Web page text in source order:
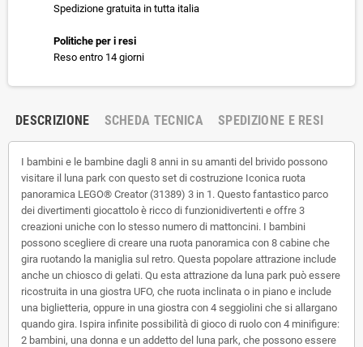
Spedizione gratuita in tutta italia
Politiche per i resi
Reso entro 14 giorni
DESCRIZIONE SCHEDA TECNICA SPEDIZIONE E RESI
I bambini e le bambine dagli 8 anni in su amanti del brivido possono
visitare il luna park con questo set di costruzione Iconica ruota
panoramica LEGO® Creator (31389) 3 in 1. Questo fantastico parco
dei divertimenti giocattolo è ricco di funzionidivertenti e offre 3
creazioni uniche con lo stesso numero di mattoncini. I bambini
possono scegliere di creare una ruota panoramica con 8 cabine che
gira ruotando la maniglia sul retro. Questa popolare attrazione include
anche un chiosco di gelati. Qu esta attrazione da luna park può essere
ricostruita in una giostra UFO, che ruota inclinata o in piano e include
una biglietteria, oppure in una giostra con 4 seggiolini che si allargano
quando gira. Ispira infinite possibilità di gioco di ruolo con 4 minifigure:
2 bambini, una donna e un addetto del luna park, che possono essere